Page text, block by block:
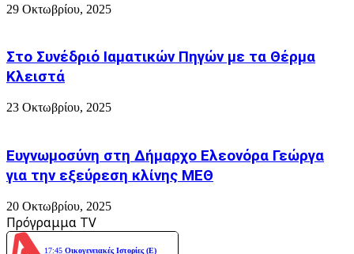
29 Οκτωβρίου, 2025
Στο Συνέδριό Ιαματικών Πηγών με τα Θέρμα
Κλειστά
23 Οκτωβρίου, 2025
Ευγνωμοσύνη στη Δήμαρχο Ελεονόρα Γεώργα
για την εξεύρεση κλίνης ΜΕΘ
20 Οκτωβρίου, 2025
Πρόγραμμα TV